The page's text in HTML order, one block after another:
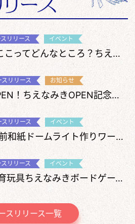
リリース イベント
9/1（木）11:00～ ここってどんなところ？ちえなみきめぐりツアー
スリリース お知らせ
9/1(木)10 :00よりOPEN！ちえなみきOPEN記念について
スリリース イベント
9/3（土）10:30～越前和紙ドームライト作りワークショップ開催
リリース イベント
遊びながら学べる知育玩具ちえなみきボードゲーム体験会
スリリース一覧